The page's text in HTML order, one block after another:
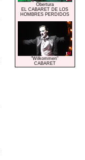
Obertura
EL CABARET DE LOS
HOMBRES PERDIDOS
"Wilkommen"
CABARET